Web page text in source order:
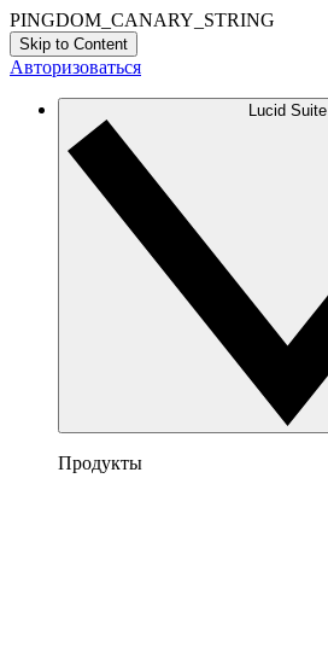
PINGDOM_CANARY_STRING
Skip to Content
Авторизоваться
Lucid Suite
Продукты